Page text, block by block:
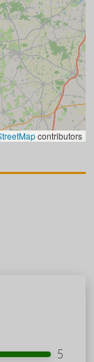
contributors
5